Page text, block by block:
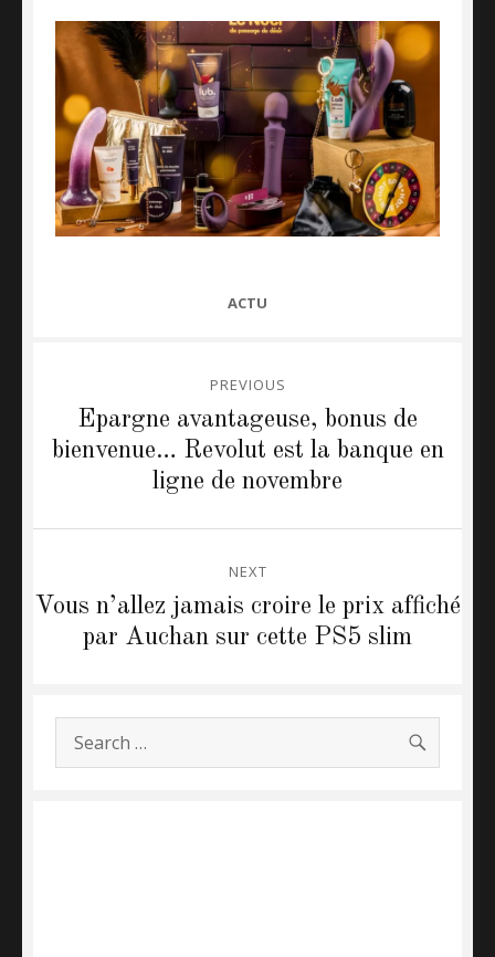
CATEGORIES
ACTU
navigation
PREVIOUS
Previous
post:
Epargne avantageuse, bonus de
bienvenue… Revolut est la banque en
ligne de novembre
NEXT
Next
Vous n’allez jamais croire le prix affiché
par Auchan sur cette PS5 slim
Search
for: